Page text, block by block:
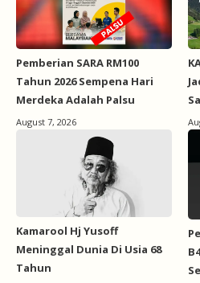
Pemberian SARA RM100
Tahun 2026 Sempena Hari
Merdeka Adalah Palsu
August 7, 2026
Kamarool Hj Yusoff
Meninggal Dunia Di Usia 68
Tahun